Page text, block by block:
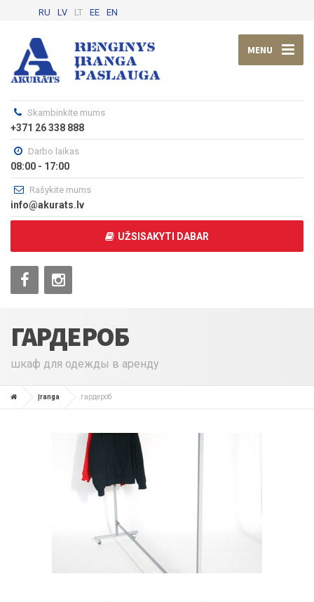
RU LV LT EE EN
MENU
Skambinkite mums
+371 26 338 888
Darbo laikas
08:00 - 17:00
Rašykite mums
info@akurats.lv
UŽSISAKYTI DABAR
ГАРДЕРОБ
шкаф для одежды в аренду
Įranga гардероб